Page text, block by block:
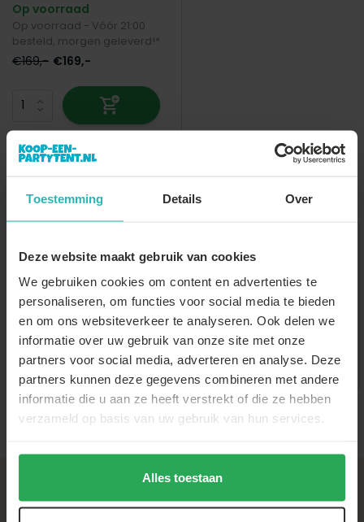
Toestemming Details Over
Deze website maakt gebruik van cookies
We gebruiken cookies om content en advertenties te
personaliseren, om functies voor social media te bieden
en om ons websiteverkeer te analyseren. Ook delen we
informatie over uw gebruik van onze site met onze
partners voor social media, adverteren en analyse. Deze
partners kunnen deze gegevens combineren met andere
informatie die u aan ze heeft verstrekt of die ze hebben
verzameld op basis van uw gebruik van hun services.
Alles toestaan
Op voorraad
Op voorraad - Vóór 21:00
besteld, morgen geleverd!*
€169,- €169,-
Onderdelen
partytent
Gewichtzakken
+31 (0)88-22 66 300